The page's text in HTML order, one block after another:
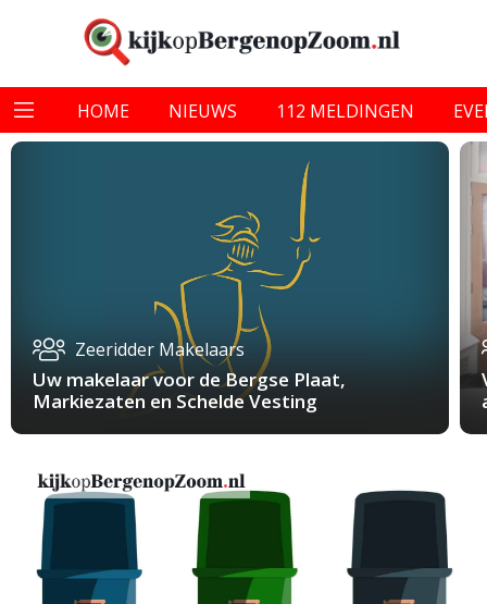
HOME NIEUWS 112 MELDINGEN
Zeeridder Makelaars
Uw makelaar voor de Bergse Plaat,
Markiezaten en Schelde Vesting